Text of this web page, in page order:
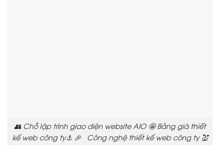
👥 Chỗ lập trình giao diện website AIO 🤩 Bảng giá thiết
kế web công ty⚓ 🎉 Công nghệ thiết kế web công ty 💒